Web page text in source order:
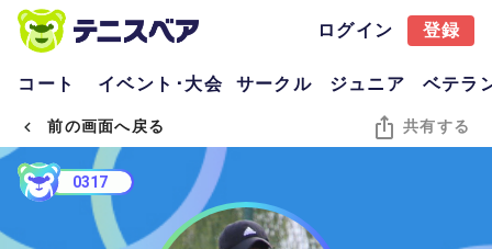
ログイン 登録
コート イベント･大会 サークル ジュニア ベテラ
前の画面へ戻る 共有する
0317